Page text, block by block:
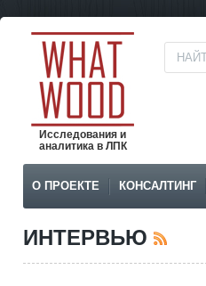
Исследования и
аналитика в ЛПК
О ПРОЕКТЕ КОНСАЛТИНГ
ИНТЕРВЬЮ